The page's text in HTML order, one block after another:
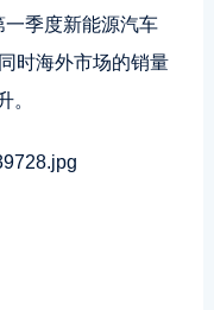
季度新能源汽车
时海外市场的销量
。